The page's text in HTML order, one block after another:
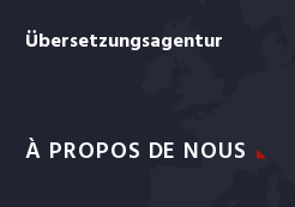
Übersetzungsagentur
À PROPOS DE NOUS